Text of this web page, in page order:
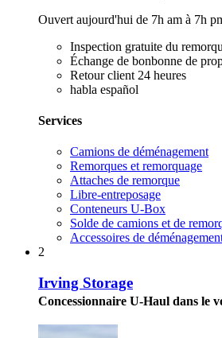
Ouvert aujourd'hui de 7h am à 7h
Inspection gratuite du
Échange de bonbonne de
Retour client 24 heures
habla español
Services
Camions de déménagement
Remorques et remorquage
Attaches de remorque
Libre-entreposage
Conteneurs U-Box
Solde de camions et de
Accessoires de
2
Irving Storage
Concessionnaire U-Haul dans le